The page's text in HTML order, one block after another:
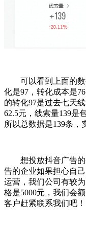
可以看到上面的
化是97，转化成本是
的转化97是过去七天
62.5元，线索量139是
所以总数据是139条，
想投放抖音广告
告的企业如果担心自
运营，我们公司有较
格是5000元，我们会
客户赶紧联系我们吧！